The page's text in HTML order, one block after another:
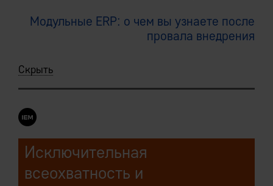
Модульные ERP: о чем вы узнаете после
провала внедрения
Скрыть
Исключительная
всеохватность и